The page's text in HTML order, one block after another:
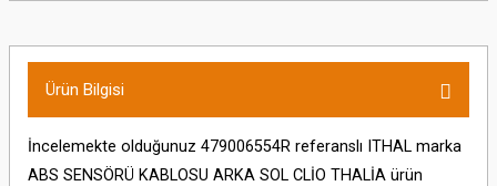
Ürün Bilgisi
İncelemekte olduğunuz 479006554R referanslı ITHAL marka
ABS SENSÖRÜ KABLOSU ARKA SOL CLİO THALİA ürün